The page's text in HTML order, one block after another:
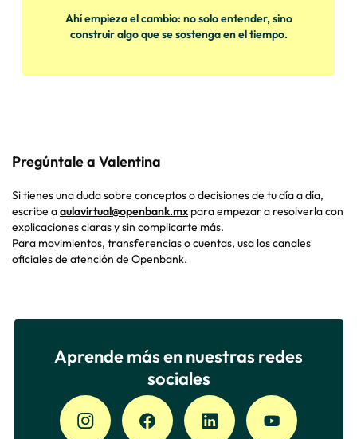
Ahí empieza el cambio: no solo entender, sino
construir algo que se sostenga en el tiempo.
Pregúntale a Valentina
Si tienes una duda sobre conceptos o decisiones de tu día a día,
escribe aaulavirtual@openbank.mx para empezar a resolverla con
explicaciones claras y sin complicarte más.
Para movimientos, transferencias o cuentas, usa los canales
oficiales de atención de Openbank.
Aprende más en nuestras redes
sociales